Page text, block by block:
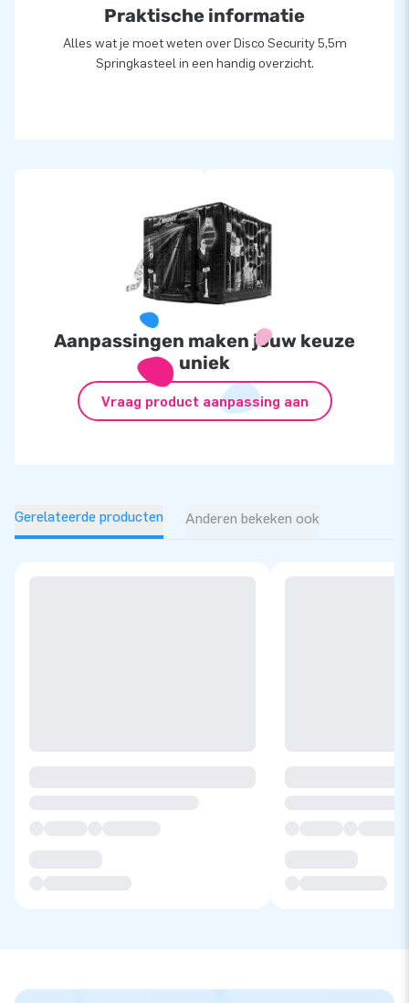
Praktische informatie
Alles wat je moet weten over Disco Security 5,5m
Springkasteel in een handig overzicht.
Aanpassingen maken jouw keuze
uniek
Vraag product aanpassing aan
Gerelateerde producten Anderen bekeken ook